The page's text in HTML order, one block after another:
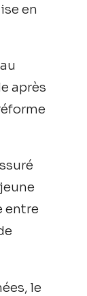
en
après
entre
le